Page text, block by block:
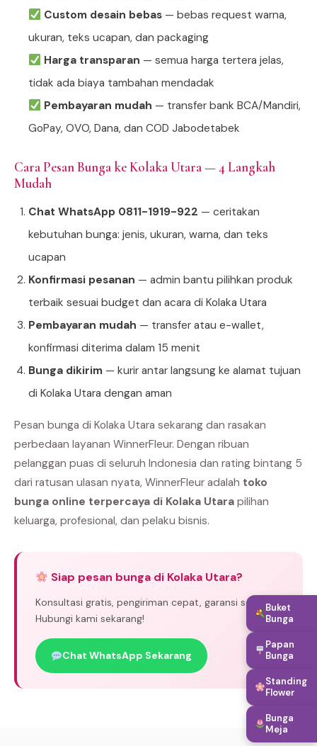
Custom desain bebas— bebas request warna,
ukuran, teks ucapan, dan packaging
Harga transparan — semua harga tertera jelas,
tidak ada biaya tambahan mendadak
Pembayaran mudah — transfer bank BCA/Mandiri,
GoPay, OVO, Dana, dan COD Jabodetabek
Cara Pesan Bunga ke Kolaka Utara — 4 Langkah
Mudah
Chat WhatsApp 0811-1919-922 — ceritakan
kebutuhan bunga: jenis, ukuran, warna, dan teks
ucapan
Konfirmasi pesanan — admin bantu pilihkan produk
terbaik sesuai budget dan acara di Kolaka Utara
Pembayaran mudah — transfer atau e-wallet,
konfirmasi diterima dalam 15 menit
Bunga dikirim — kurir antar langsung ke alamat tujuan
di Kolaka Utara dengan aman
Pesan bunga di Kolaka Utara sekarang dan rasakan
perbedaan layanan WinnerFleur. Dengan ribuan
pelanggan puas di seluruh Indonesia dan rating bintang 5
dari ratusan ulasan nyata, WinnerFleur adalah toko
bunga online terpercaya di Kolaka Utara pilihan
keluarga, profesional, dan pelaku bisnis.
Siap pesan bunga di Kolaka Utara?
Konsultasi gratis, pengiriman cepat, garansi segar.
Hubungi kami sekarang!
Chat WhatsApp Sekarang
Buket
Bunga
Papan
Bunga
Standing
Flower
Bunga
Meja